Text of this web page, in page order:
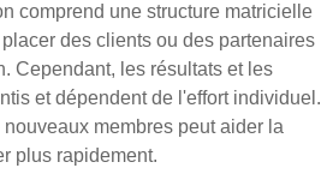
comprend une structure matricielle
des clients ou des partenaires
Cependant, les résultats et les
et dépendent de l'effort individuel.
nouveaux membres peut aider la
plus rapidement.